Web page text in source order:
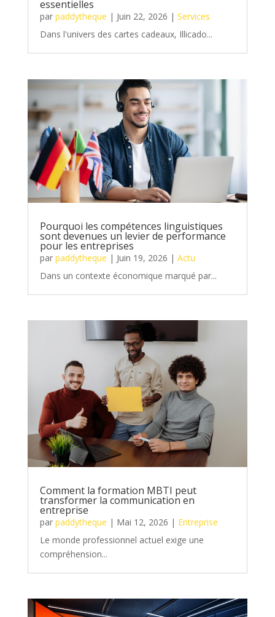
essentielles
par paddytheque | Juin 22, 2026 | Services
Dans l'univers des cartes cadeaux, Illicado...
Pourquoi les compétences linguistiques
sont devenues un levier de performance
pour les entreprises
par paddytheque | Juin 19, 2026 | Actu
Dans un contexte économique marqué par...
Comment la formation MBTI peut
transformer la communication en
entreprise
par paddytheque | Mai 12, 2026 | Entreprise
Le monde professionnel actuel exige une
compréhension...